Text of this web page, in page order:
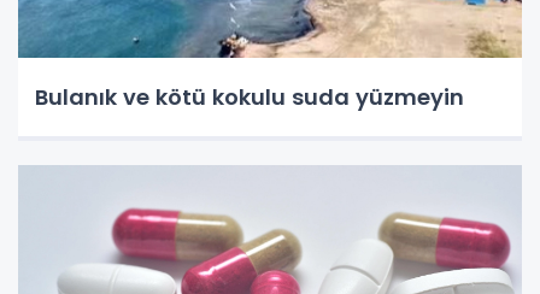
Bulanık ve kötü kokulu suda yüzmeyin